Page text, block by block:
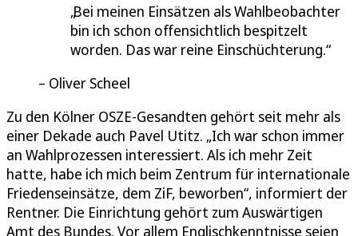
Bei meinen Einsätzen als Wahlbeobachter
bin ich schon offensichtlich bespitzelt
worden. Das war reine Einschüchterung.
Oliver Scheel
Zu den Kölner OSZE-Gesandten gehört seit mehr als
einer Dekade auch Pavel Utitz. „Ich war schon immer
an Wahlprozessen interessiert. Als ich mehr Zeit
hatte, habe ich mich beim Zentrum für internationale
Friedenseinsätze, dem ZiF, beworben“, informiert der
Rentner. Die Einrichtung gehört zum Auswärtigen
Amt des Bundes. Vor allem Englischkenntnisse seien